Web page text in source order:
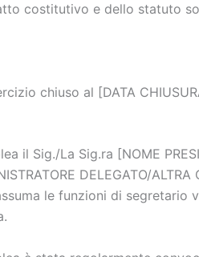
costitutivo e dello statuto
chiuso al [DATA
il Sig./La Sig.ra [NOME
DELEGATO/
le funzioni di segretario